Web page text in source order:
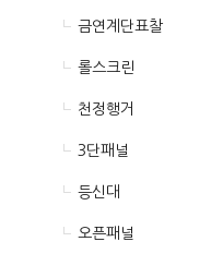
금연계단표찰
롤스크린
천정행거
3단패널
등신대
오픈패널